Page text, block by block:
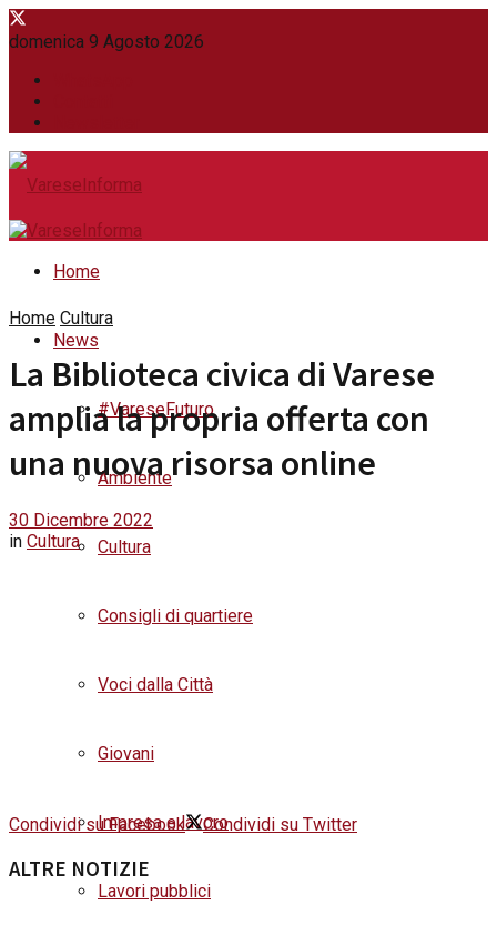
domenica 9 Agosto 2026
Home
News
#VareseFuturo
Ambiente
Cultura
Consigli di quartiere
Voci dalla Città
Giovani
Impresa e lavoro
Lavori pubblici
Home Cultura
La Biblioteca civica di Varese
amplia la propria offerta con
una nuova risorsa online
30 Dicembre 2022
in Cultura
Condividi su Facebook Condividi su Twitter
ALTRE NOTIZIE